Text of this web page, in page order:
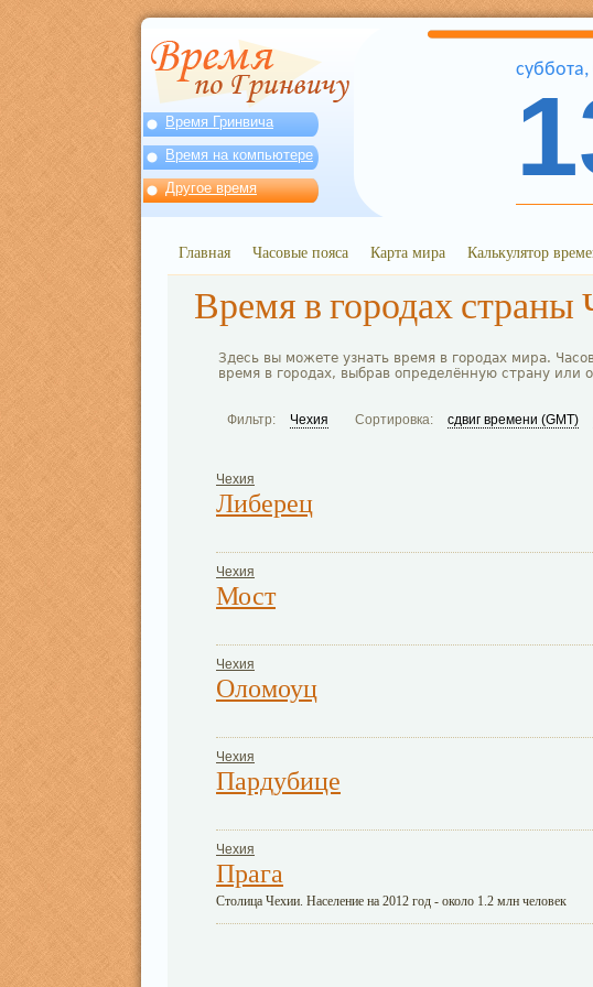
Время Гринвича
Время на компьютере
Другое время
суббота,
Главная Часовые пояса Карта мира Калькулятор
Время в городах страны
Здесь вы можете узнать время в городах мира.
время в городах, выбрав определённую страну или
Фильтр: Чехия Сортировка: сдвиг времени (GMT)
Чехия
Либерец
Чехия
Мост
Чехия
Оломоуц
Чехия
Пардубице
Чехия
Прага
Столица Чехии. Население на 2012 год - около 1.2 млн человек